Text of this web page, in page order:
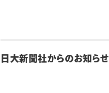
日大新聞社からのお知らせ